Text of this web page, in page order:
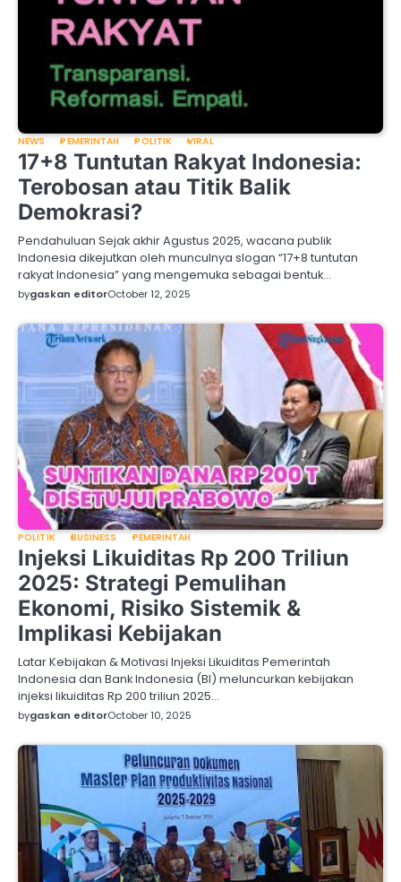
NEWS PEMERINTAH POLITIK VIRAL
17+8 Tuntutan Rakyat Indonesia:
Terobosan atau Titik Balik
Demokrasi?
Pendahuluan Sejak akhir Agustus 2025, wacana publik
Indonesia dikejutkan oleh munculnya slogan “17+8 tuntutan
rakyat Indonesia” yang mengemuka sebagai bentuk…
bygaskan editorOctober 12, 2025
POLITIK BUSINESS PEMERINTAH
Injeksi Likuiditas Rp 200 Triliun
2025: Strategi Pemulihan
Ekonomi, Risiko Sistemik &
Implikasi Kebijakan
Latar Kebijakan & Motivasi Injeksi Likuiditas Pemerintah
Indonesia dan Bank Indonesia (BI) meluncurkan kebijakan
injeksi likuiditas Rp 200 triliun 2025…
bygaskan editorOctober 10, 2025